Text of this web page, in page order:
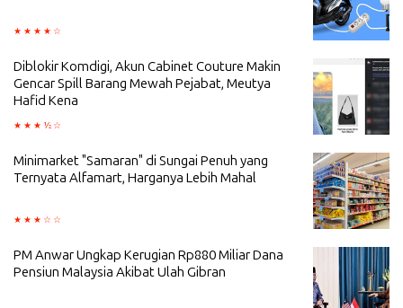
Diblokir Komdigi, Akun Cabinet Couture Makin
Gencar Spill Barang Mewah Pejabat, Meutya
Hafid Kena
Minimarket "Samaran" di Sungai Penuh yang
Ternyata Alfamart, Harganya Lebih Mahal
PM Anwar Ungkap Kerugian Rp880 Miliar Dana
Pensiun Malaysia Akibat Ulah Gibran